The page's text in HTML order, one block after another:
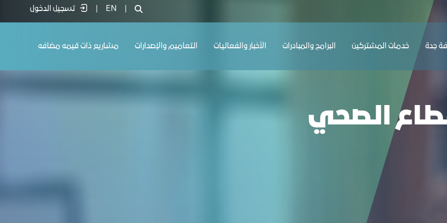
غرفة جدة EN تسجيل الدخول
ﺟﺪة ﺧﺪﻣﺎت المشتركين البرامج والمبادرات الأخبار والفعاليات التعاميم والإصدارات مشاريع ذات قيمه مضافه
الصحي